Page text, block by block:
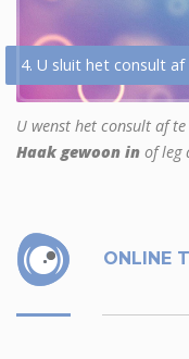
4. U sluit het consult af
U wenst het consult af
Haak gewoon in of leg
ONLINE